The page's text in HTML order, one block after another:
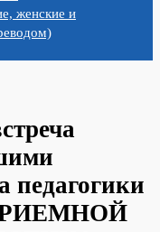
женские и
педагогики